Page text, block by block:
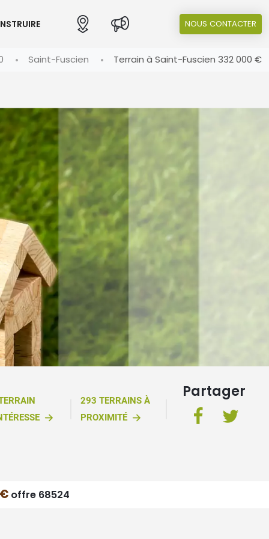
NOUS CONTACTER
Saint-Fuscien Terrain à Saint-Fuscien 332 000 €
293 TERRAINS À
PROXIMITÉ
Partager
offre 68524